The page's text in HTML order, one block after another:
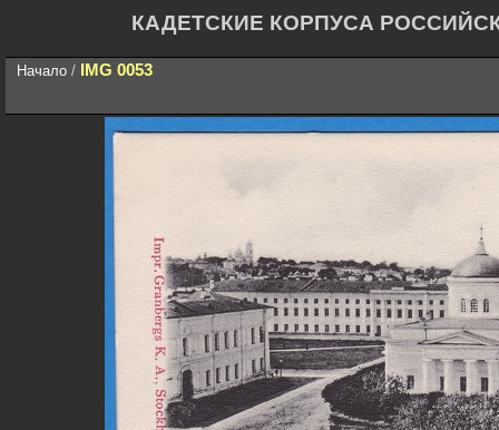
КАДЕТСКИЕ КОРПУСА
Начало / IMG 0053